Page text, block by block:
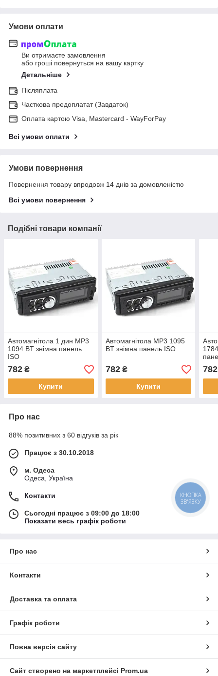
Умови оплати
Ви отримаєте замовлення
або гроші повернуться на вашу картку
Детальніше
Післяплата
Часткова предоплатат (Завдаток)
Оплата картою Visa, Mastercard - WayForPay
Всі умови оплати
Умови повернення
Повернення товару впродовж 14 днів за домовленістю
Всі умови повернення
Подібні товари компанії
Автомагнітола 1 дин MP3
1094 BT знімна панель
ISO
782 ₴
Купити
Автомагнітола MP3 1095
BT знімна панель ISO
782₴
Купити
782
Про нас
88% позитивних з 60 відгуків за рік
Працює з 30.10.2018
м. Одеса
Одеса, Україна
Контакти
Сьогодні працює з 09:00 до 18:00
Показати весь графік роботи
Про нас
Контакти
Доставка та оплата
Графік роботи
Повна версія сайту
Сайт створено на маркетплейсі Prom.ua
КНОПКА
ЗВ'ЯЗКУ